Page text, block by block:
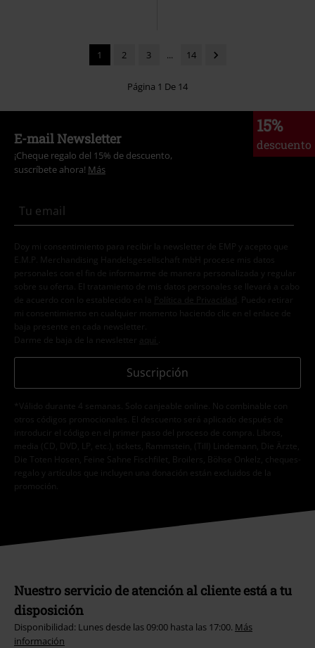
1 2 3 ... 14
Página 1 De 14
15%
descuento
E-mail Newsletter
¡Cheque regalo del 15% de descuento,
suscríbete ahora! Más
Doy mi consentimiento para recibir la newsletter de EMP y acepto que
E.M.P. Merchandising Handelsgesellschaft mbH procese mis datos
personales con el fin de informarme de manera personalizada y regular
sobre su oferta. El tratamiento de mis datos personales se llevará a cabo
de acuerdo con lo establecido en la
Política de Privacidad . Puedo retirar
mi consentimiento en cualquier momento haciendo clic en el enlace de
baja presente en cada newsletter.
Darme de baja de la newsletter
aquí
Suscripción
*Válido durante 4 semanas. Solo canjeable online. No combinable con
otros códigos promocionales. El descuento será aplicado después de
introducir el código en el primer paso del proceso de compra. Libros,
media (CD, DVD, LP, etc.), tickets, Rammstein, (Till) Lindemann, Die Ärzte,
Die Toten Hosen, Feine Sahne Fischfilet, Broilers, Böhse Onkelz, cheques-
regalo y artículos que incluyen una donación están excluidos de la
promoción.
Nuestro servicio de atención al cliente está a tu
disposición
Disponibilidad: Lunes desde las 09:00 hasta las 17:00. Más
información